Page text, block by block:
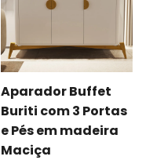
Aparador Buffet
Buriti com 3 Portas
e Pés em madeira
Maciça